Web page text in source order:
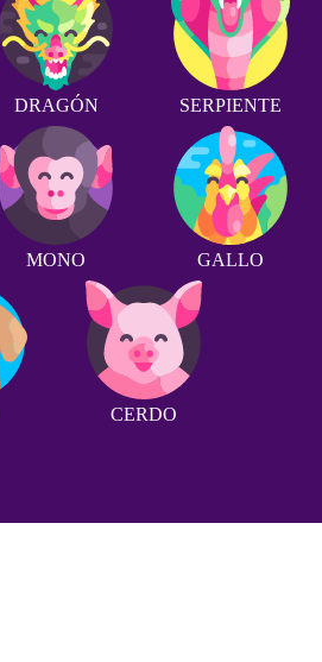
DRAGÓN SERPIENTE
MONO GALLO
CERDO